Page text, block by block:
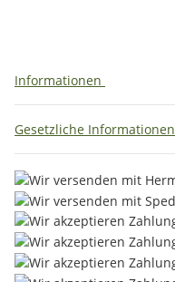
Informationen
Gesetzliche Informationen